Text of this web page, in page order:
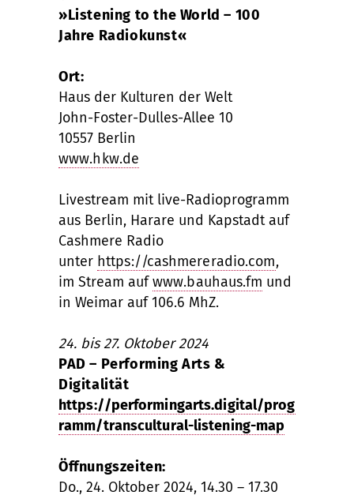
»Listening to the World – 100
Jahre Radiokunst«
Ort:
Haus der Kulturen der Welt
John-Foster-Dulles-Allee 10
10557 Berlin
www.hkw.de
Livestream mit live-Radioprogramm
aus Berlin, Harare und Kapstadt auf
Cashmere Radio
unter https://cashmereradio.com,
im Stream aufwww.bauhaus.fm und
in Weimar auf 106.6 MhZ.
24. bis 27. Oktober 2024
PAD – Performing Arts &
Digitalität
https://performingarts.digital/prog
ramm/transcultural-listening-map
Öffnungszeiten:
Do., 24. Oktober 2024, 14.30 – 17.30